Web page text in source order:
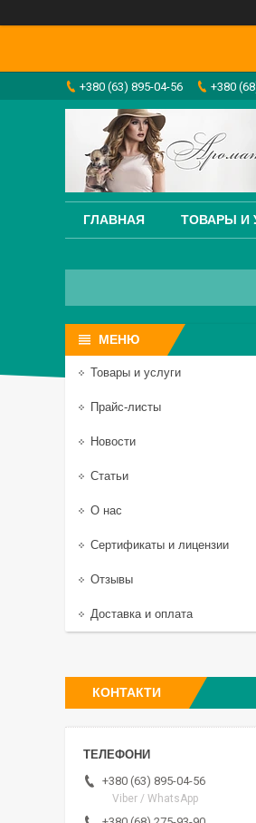
+380 (63) 895-04-56 +380
ГЛАВНАЯ ТОВАРЫ И
Товары и услуги
Прайс-листы
Новости
Статьи
О нас
Сертификаты и лицензии
Отзывы
Доставка и оплата
КОНТАКТИ
+380 (63) 895-04-56
Viber / WhatsApp